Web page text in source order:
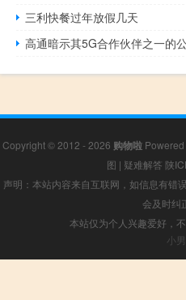
三利快餐过年放假几天
高通暗示其5G合作伙伴之一的
Copyright © 2012 - 2026 购物啦
图 | 疑难解答 陕
声明：本站内容来自互联网，如信息有错
会及时纠
本站仅为个人兴趣爱好，
小